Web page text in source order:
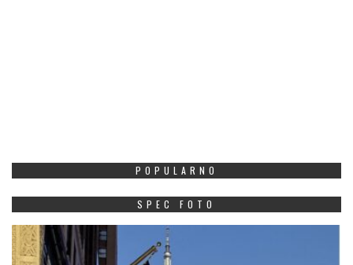
POPULARNO
SPEC FOTO